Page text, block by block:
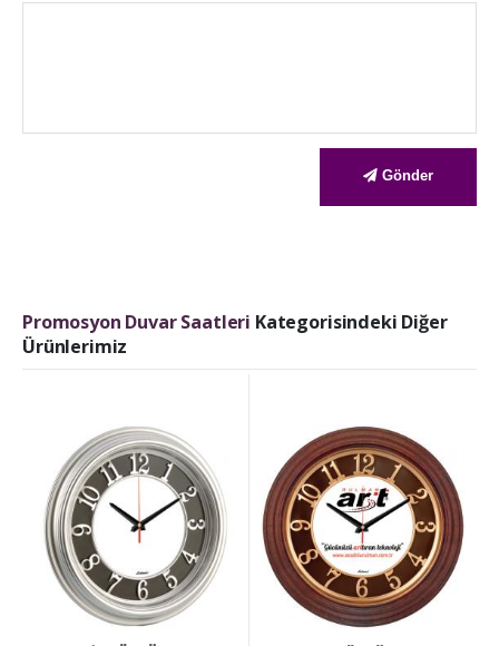
Gönder
Promosyon Duvar Saatleri Kategorisindeki Diğer
Ürünlerimiz